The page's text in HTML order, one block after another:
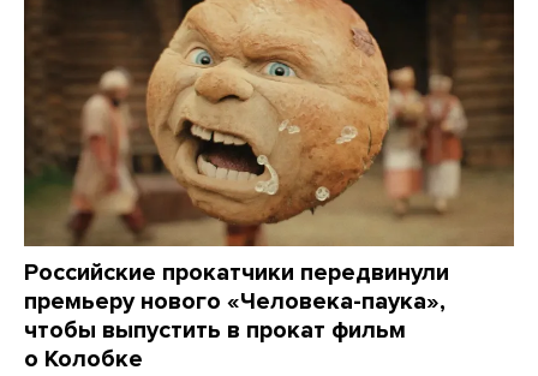
Российские прокатчики передвинули
премьеру нового «Человека-паука»,
чтобы выпустить в прокат фильм
о Колобке